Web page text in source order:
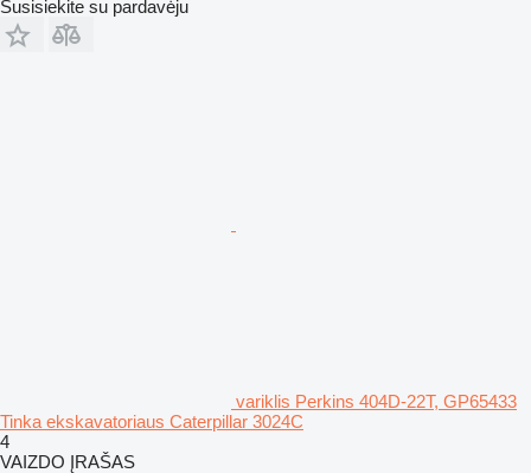
Susisiekite su pardavėju
variklis Perkins 404D-22T, GP65433
Tinka ekskavatoriaus Caterpillar 3024C
4
VAIZDO ĮRAŠAS